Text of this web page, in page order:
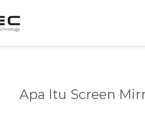
Apa Itu Screen